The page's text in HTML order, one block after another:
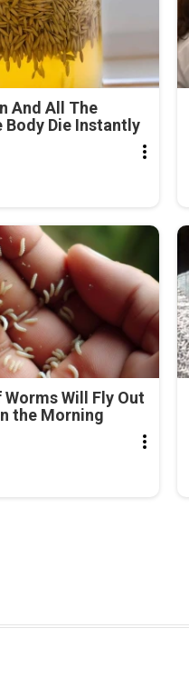
And All The
Body Die Instantly
Will Fly Out
the Morning